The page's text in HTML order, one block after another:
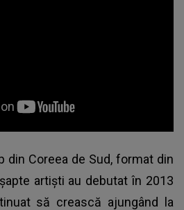
din Coreea de Sud, format din
artiști au debutat în 2013
să crească ajungând la